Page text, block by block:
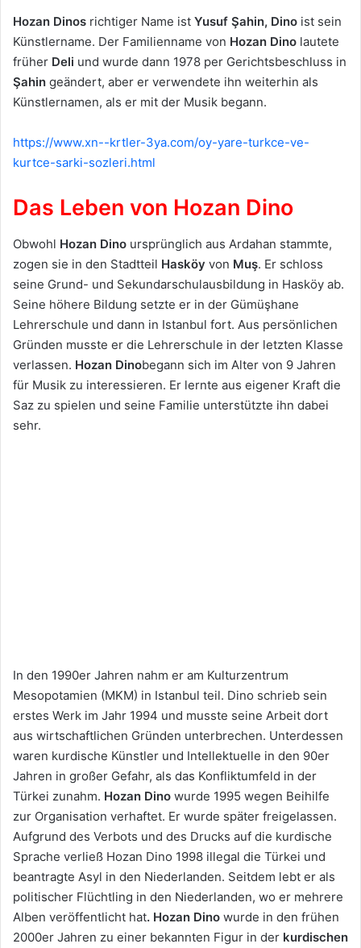
Hozan Dinos richtiger Name ist Yusuf Şahin, Dino ist sein
Künstlername. Der Familienname von Hozan Dino lautete
früher Deli und wurde dann 1978 per Gerichtsbeschluss in
Şahin geändert, aber er verwendete ihn weiterhin als
Künstlernamen, als er mit der Musik begann.
https://www.xn--krtler-3ya.com/oy-yare-turkce-ve-
kurtce-sarki-sozleri.html
Das Leben von Hozan Dino
Obwohl Hozan Dino ursprünglich aus Ardahan stammte,
zogen sie in den Stadtteil Hasköy von Muş. Er schloss
seine Grund- und Sekundarschulausbildung in Hasköy ab.
Seine höhere Bildung setzte er in der Gümüşhane
Lehrerschule und dann in Istanbul fort. Aus persönlichen
Gründen musste er die Lehrerschule in der letzten Klasse
verlassen. Hozan Dinobegann sich im Alter von 9 Jahren
für Musik zu interessieren. Er lernte aus eigener Kraft die
Saz zu spielen und seine Familie unterstützte ihn dabei
sehr.
In den 1990er Jahren nahm er am Kulturzentrum
Mesopotamien (MKM) in Istanbul teil. Dino schrieb sein
erstes Werk im Jahr 1994 und musste seine Arbeit dort
aus wirtschaftlichen Gründen unterbrechen. Unterdessen
waren kurdische Künstler und Intellektuelle in den 90er
Jahren in großer Gefahr, als das Konfliktumfeld in der
Türkei zunahm. Hozan Dino wurde 1995 wegen Beihilfe
zur Organisation verhaftet. Er wurde später freigelassen.
Aufgrund des Verbots und des Drucks auf die kurdische
Sprache verließ Hozan Dino 1998 illegal die Türkei und
beantragte Asyl in den Niederlanden. Seitdem lebt er als
politischer Flüchtling in den Niederlanden, wo er mehrere
Alben veröffentlicht hat. Hozan Dino wurde in den frühen
2000er Jahren zu einer bekannten Figur in der kurdischen